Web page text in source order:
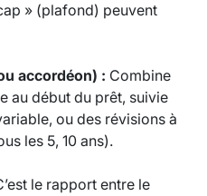
» (plafond) peuvent
accordéon) : Combine
au début du prêt, suivie
ou des révisions à
les 5, 10 ans).
le rapport entre le